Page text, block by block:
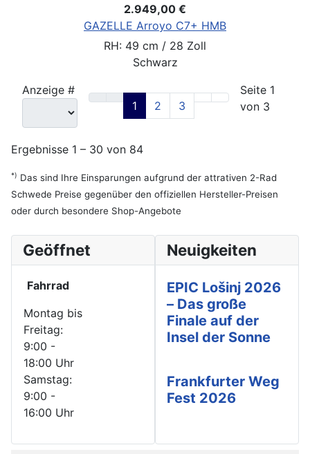
2.949,00 €
GAZELLE Arroyo C7+ HMB
RH: 49 cm / 28 Zoll
Schwarz
Anzeige #
1
2 3
Seite 1
von 3
Ergebnisse 1 – 30 von 84
*) Das sind Ihre Einsparungen aufgrund der attrativen 2-Rad
Schwede Preise gegenüber den offiziellen Hersteller-Preisen
oder durch besondere Shop-Angebote
Geöffnet
Fahrrad
Montag bis
Freitag:
9:00 -
18:00 Uhr
Samstag:
9:00 -
16:00 Uhr
Neuigkeiten
EPIC Lošinj 2026
– Das große
Finale auf der
Insel der Sonne
Frankfurter Weg
Fest 2026